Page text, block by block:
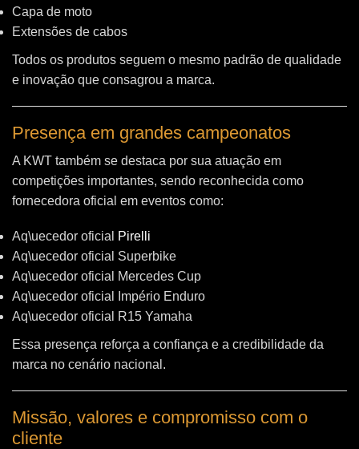
Capa de moto
Extensões de cabos
Todos os produtos seguem o mesmo padrão de qualidade
e inovação que consagrou a marca.
Presença em grandes campeonatos
A KWT também se destaca por sua atuação em
competições importantes, sendo reconhecida como
fornecedora oficial em eventos como:
Aq\uecedor oficial
Pirelli
Aq\uecedor oficial Superbike
Aq\uecedor oficial Mercedes Cup
Aq\uecedor oficial Império Enduro
Aq\uecedor oficial R15 Yamaha
Essa presença reforça a confiança e a credibilidade da
marca no cenário nacional.
Missão, valores e compromisso com o
cliente